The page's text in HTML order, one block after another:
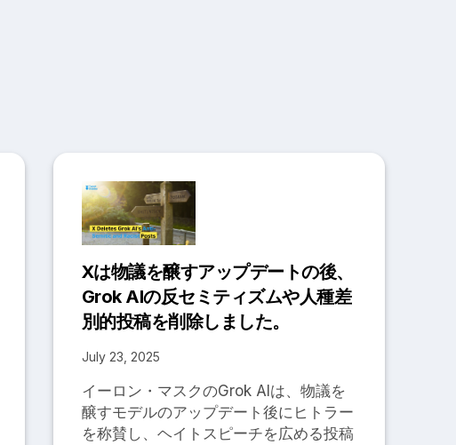
Xは物議を醸すアップデートの後、
Grok AIの反セミティズムや人種差
別的投稿を削除しました。
July 23, 2025
イーロン・マスクのGrok AIは、物議を
醸すモデルのアップデート後にヒトラー
を称賛し、ヘイトスピーチを広める投稿